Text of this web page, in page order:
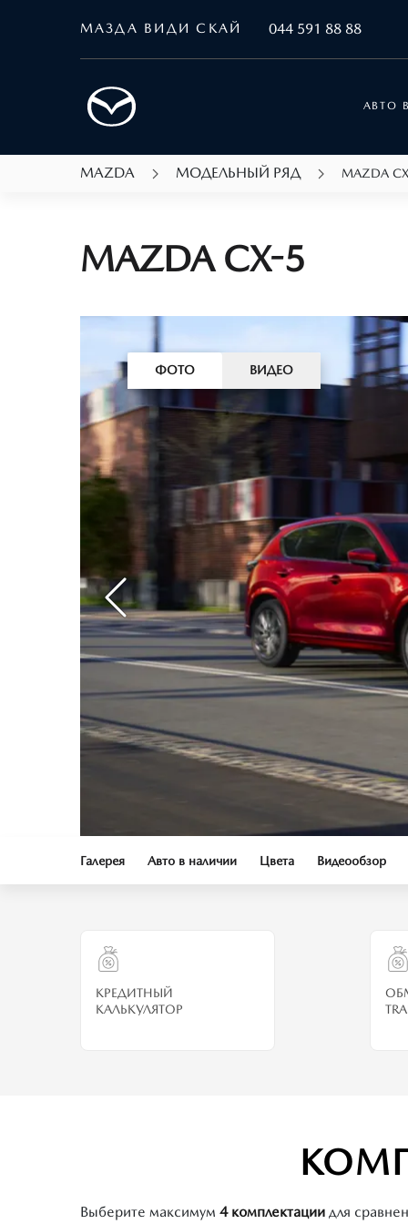
МАЗДА ВИДИ СКАЙ 044 591 88 88
АВТО
MAZDA МОДЕЛЬНЫЙ РЯД MAZDA
MAZDA CX-5
ФОТО ВИДЕО
Галерея Авто в наличии Цвета Видеообзор
КРЕДИТНЫЙ
КАЛЬКУЛЯТОР
Выберите максимум 4 комплектациидля